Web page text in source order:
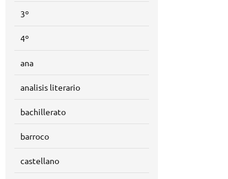
3º
4º
ana
analisis literario
bachillerato
barroco
castellano